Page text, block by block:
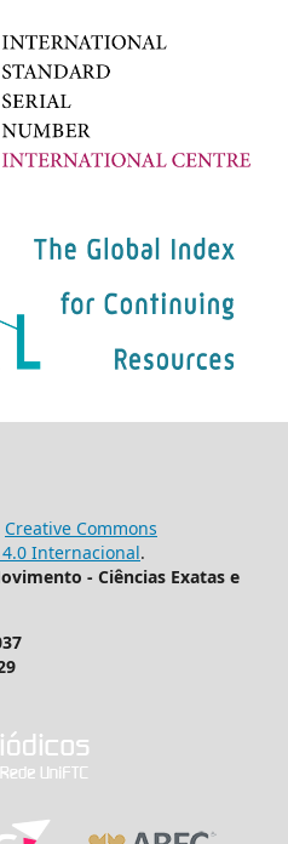
Creative Commons
Internacional.
- Ciências Exatas e